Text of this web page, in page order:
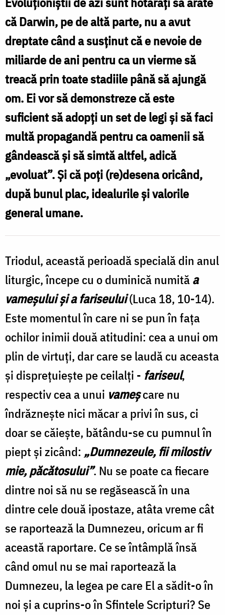
sapiens
la
homo
Lunacek
că Darwin, pe de altă parte, nu a avut
dreptate când a susţinut că e nevoie de
miliarde de ani pentru ca un vierme să
treacă prin toate stadiile până să ajungă
om. Ei vor să demonstreze că este
suficient să adopţi un set de legi şi să faci
multă propagandă pentru ca oamenii să
gândească şi să simtă altfel, adică
„evoluat”. Şi că poţi (re)desena oricând,
după bunul plac, idealurile şi valorile
general umane.
Triodul, această perioadă specială din anul
liturgic, începe cu o duminică numităa
vameşului şi a fariseului(Luca 18, 10-14).
Este momentul în care ni se pun în faţa
ochilor inimii două atitudini: cea a unui om
plin de virtuţi, dar care se laudă cu aceasta
şi dispreţuieşte pe ceilalţi - fariseul,
respectiv cea a unui vameşcare nu
îndrăzneşte nici măcar a privi în sus, ci
doar se căieşte, bătându-se cu pumnul în
piept şi zicând: „Dumnezeule, fii milostiv
mie, păcătosului”. Nu se poate ca fiecare
dintre noi să nu se regăsească în una
dintre cele două ipostaze, atâta vreme cât
se raportează la Dumnezeu, oricum ar fi
această raportare. Ce se întâmplă însă
când omul nu se mai raportează la
Dumnezeu, la legea pe care El a sădit-o în
noi şi a cuprins-o în Sfintele Scripturi? Se